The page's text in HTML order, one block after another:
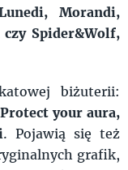
Morandi,
Spider&Wolf,
biżuterii:
your aura,
. Pojawią się też
grafik,